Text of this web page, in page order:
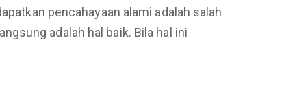
pencahayaan alami adalah salah
adalah hal baik. Bila hal ini